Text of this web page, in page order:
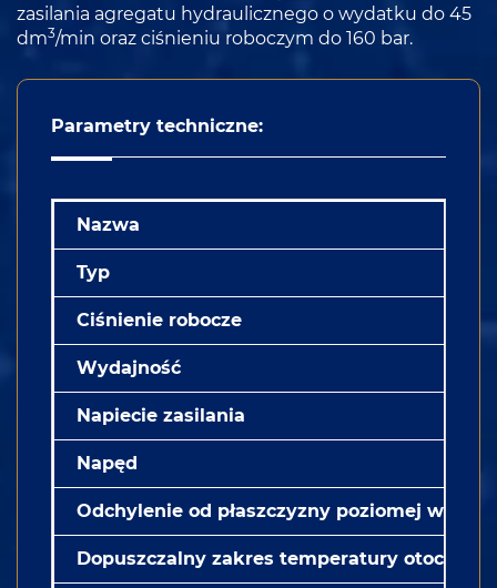
zasilania agregatu hydraulicznego o wydatku do 45
dm3/min oraz ciśnieniu roboczym do 160 bar.
Parametry techniczne:
Nazwa
Typ
Ciśnienie robocze
Wydajność
Napiecie zasilania
Napęd
Odchylenie od płaszczyzny poziomej
Dopuszczalny zakres temperatury otoczenia